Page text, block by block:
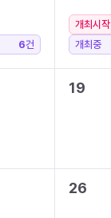
6건
개최시작
개최중
19
26